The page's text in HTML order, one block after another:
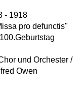
- 1918
pro defunctis"
und Orchester /
Owen